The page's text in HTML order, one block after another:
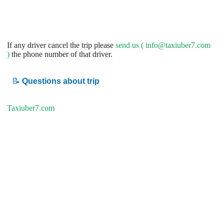
If any driver cancel the trip please send us ( info@taxiuber7.com
) the phone number of that driver.
📝 Questions about trip
Taxiuber7.com